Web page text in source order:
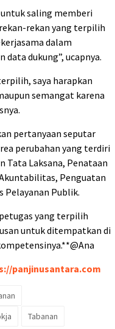
saling memberi
rekan yang terpilih
dalam
dukung”, ucapnya.
saya harapkan
semangat karena
pertanyaan seputar
perubahan yang terdiri
Tata Laksana, Penataan
Penguatan
Pelayanan Publik.
yang terpilih
untuk ditempatkan di
panjinusantara.com
Tabanan